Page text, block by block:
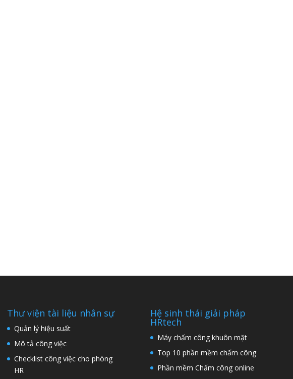
Thư viện tài liệu nhân sự
Quản lý hiệu suất
Mô tả công việc
Checklist công việc cho phòng
HR
Hệ sinh thái giải pháp
HRtech
Máy chấm công khuôn mặt
Top 10 phần mềm chấm công
Phần mềm Chấm công online